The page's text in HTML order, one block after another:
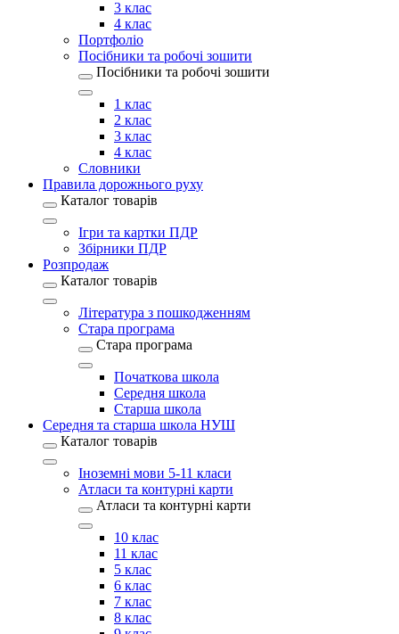
3 клас
4 клас
Портфоліо
Посібники та робочі зошити
Посібники та робочі зошити
1 клас
2 клас
3 клас
4 клас
Словники
Правила дорожнього руху
Каталог товарів
Ігри та картки ПДР
Збірники ПДР
Розпродаж
Каталог товарів
Література з пошкодженням
Стара програма
Стара програма
Початкова школа
Середня школа
Старша школа
Середня та старша школа НУШ
Каталог товарів
Іноземні мови 5-11 класи
Атласи та контурні карти
Атласи та контурні карти
10 клас
11 клас
5 клас
6 клас
7 клас
8 клас